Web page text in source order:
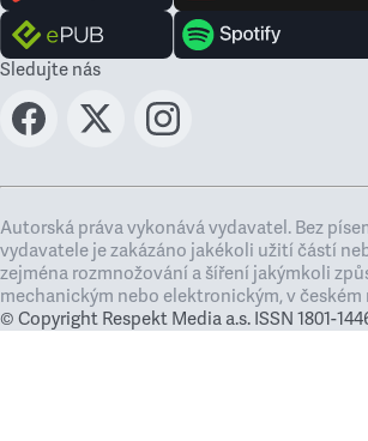
Sledujte nás
Autorská práva vykonává vydavatel. Bez
vydavatele je zakázáno jakékoli užití částí
zejména rozmnožování a šíření jakýmkoli
mechanickým nebo elektronickým, v českém
© Copyright Respekt Media a.s. ISSN 1801-